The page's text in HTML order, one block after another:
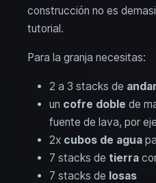
construcción no es
tutorial.
Para la granja necesitas:
2 a 3 stacks de
un cofre doble de
fuente de lava, por
2x cubos de agua
7 stacks de tierra
7 stacks de losas